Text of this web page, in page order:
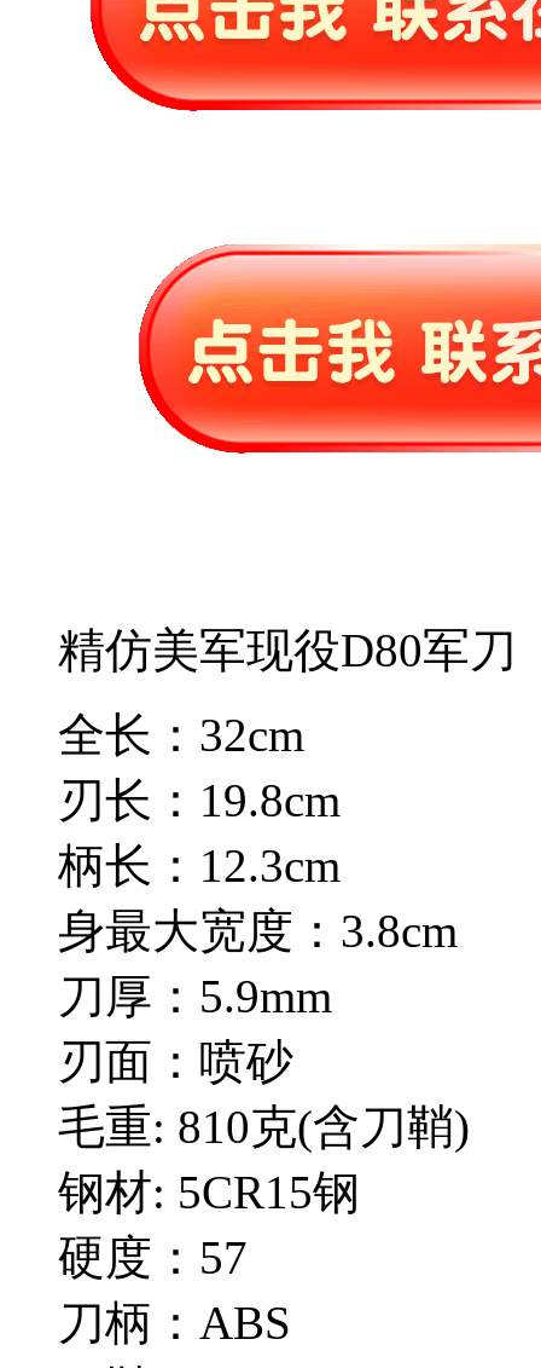
精仿美军现役D80军刀
全长：32cm
刃长：19.8cm
柄长：12.3cm
身最大宽度：3.8cm
刀厚：5.9mm
刃面：喷砂
毛重: 810克(含刀鞘)
钢材: 5CR15钢
硬度：57
刀柄：ABS